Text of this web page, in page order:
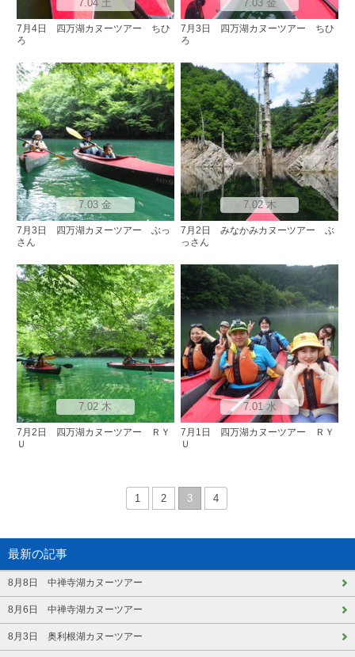
7.04 土
7月4日 四万湖カヌーツアー ちひ
ろ
7.03 金
7月3日 四万湖カヌーツアー ちひ
ろ
7.03 金
7月3日 四万湖カヌーツアー ぶっ
さん
7.02 木
7月2日 みなかみカヌーツアー ぶ
っさん
7.02 木
7月2日 四万湖カヌーツアー ＲＹ
Ｕ
7.01 水
7月1日 四万湖カヌーツアー ＲＹ
Ｕ
1 2 3 4
最新の記事
8月8日 中禅寺湖カヌーツアー
8月6日 中禅寺湖カヌーツアー
8月3日 奥利根湖カヌーツアー